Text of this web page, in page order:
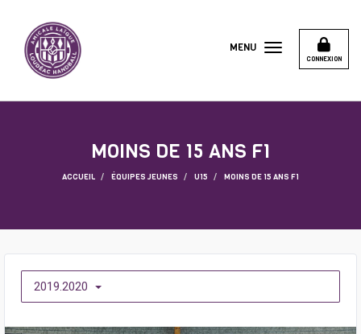
CONNEXION
MENU
MOINS DE 15 ANS F1
ACCUEIL ÉQUIPES JEUNES U15 MOINS DE 15 ANS F1
2019.2020